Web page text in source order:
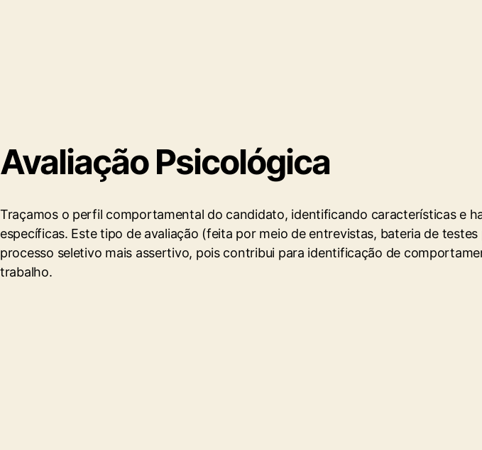
Avaliação Psicológica
Traçamos o perfil comportamental do candidato, identificando características e
específicas. Este tipo de avaliação (feita por meio de entrevistas, bateria de
processo seletivo mais assertivo, pois contribui para identificação de
trabalho.